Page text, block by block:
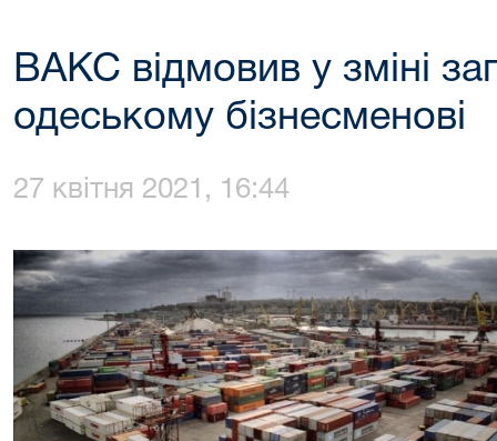
ВАКС відмовив у зміні
одеському бізнесменові
27 квітня 2021, 16:44